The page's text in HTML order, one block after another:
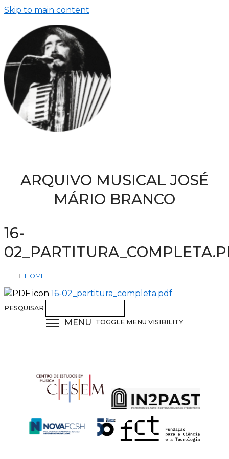
Skip to main content
ARQUIVO MUSICAL JOSÉ
MÁRIO BRANCO
16-
HOME
16-02_partitura_completa.pdf
PESQUISAR
MENU TOGGLE MENU VISIBILITY